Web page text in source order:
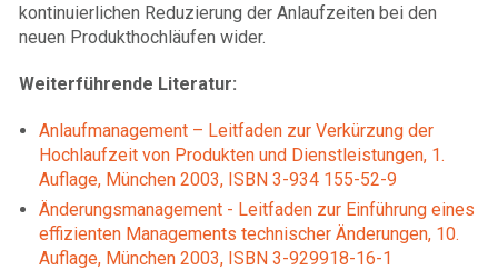
kontinuierlichen Reduzierung der Anlaufzeiten bei den
neuen Produkthochläufen wider.
Weiterführende Literatur:
Anlaufmanagement – Leitfaden zur Verkürzung der
Hochlaufzeit von Produkten und Dienstleistungen, 1.
Auflage, München 2003, ISBN 3-934 155-52-9
Änderungsmanagement - Leitfaden zur Einführung eines
effizienten Managements technischer Änderungen, 10.
Auflage, München 2003, ISBN 3-929918-16-1